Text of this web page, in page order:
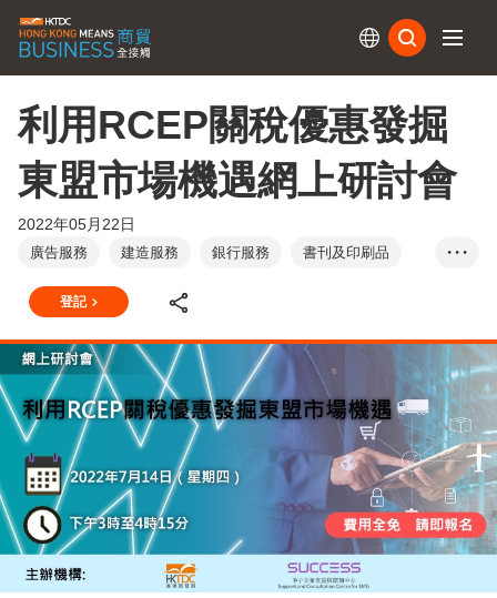
利用RCEP關稅優惠發掘
東盟市場機遇網上研討會
2022年05月22日
廣告服務 建造服務 銀行服務
書刊及印刷品
建築材料
汽車及零部件
商業管理及顧問服務
化學品
教育及培訓 電子產品及電器
工程服務
環保服務
會計服務 建築及規劃
• • •
登記